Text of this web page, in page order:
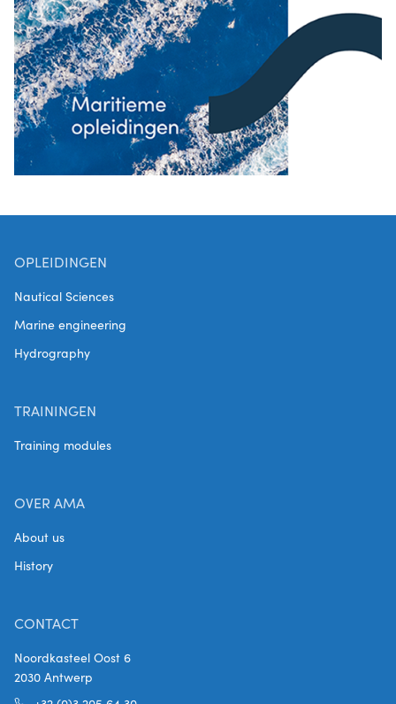
OPLEIDINGEN
Nautical Sciences
Marine engineering
Hydrography
TRAININGEN
Training modules
OVER AMA
About us
History
CONTACT
Noordkasteel Oost 6
2030 Antwerp